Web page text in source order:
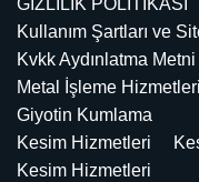
GİZLİLİK POLİTİKASI
Kullanım Şartları ve
Kvkk Aydınlatma Metni
Metal İşleme
Giyotin Kumlama
Kesim Hizmetleri
Kesim Hizmetleri